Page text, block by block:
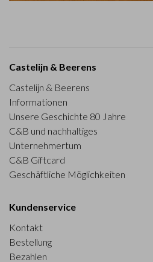
Castelijn & Beerens
Castelijn & Beerens
Informationen
Unsere Geschichte 80 Jahre
C&B und nachhaltiges
Unternehmertum
C&B Giftcard
Geschäftliche Möglichkeiten
Kundenservice
Kontakt
Bestellung
Bezahlen